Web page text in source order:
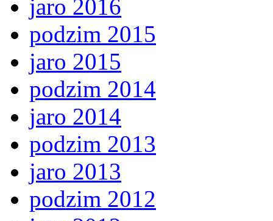
jaro 2016
podzim 2015
jaro 2015
podzim 2014
jaro 2014
podzim 2013
jaro 2013
podzim 2012